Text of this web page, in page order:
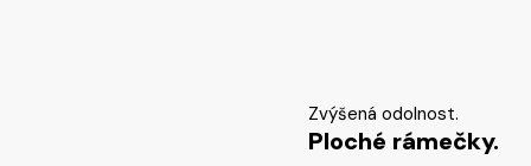
Zvýšená odolnost.
Ploché rámečky.